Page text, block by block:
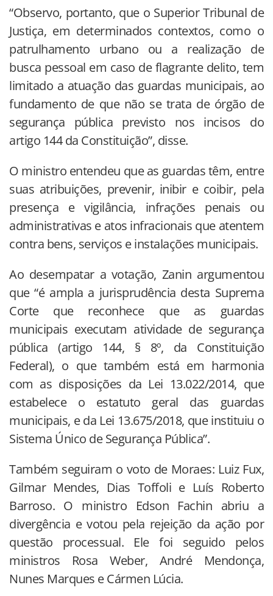
“Observo, portanto, que o Superior Tribunal de
Justiça, em determinados contextos, como o
patrulhamento urbano ou a realização de
busca pessoal em caso de flagrante delito, tem
limitado a atuação das guardas municipais, ao
fundamento de que não se trata de órgão de
segurança pública previsto nos incisos do
artigo 144 da Constituição”, disse.
O ministro entendeu que as guardas têm, entre
suas atribuições, prevenir, inibir e coibir, pela
presença e vigilância, infrações penais ou
administrativas e atos infracionais que atentem
contra bens, serviços e instalações municipais.
Ao desempatar a votação, Zanin argumentou
que “é ampla a jurisprudência desta Suprema
Corte que reconhece que as guardas
municipais executam atividade de segurança
pública (artigo 144, § 8º, da Constituição
Federal), o que também está em harmonia
com as disposições da Lei 13.022/2014, que
estabelece o estatuto geral das guardas
municipais, e da Lei 13.675/2018, que instituiu o
Sistema Único de Segurança Pública”.
Também seguiram o voto de Moraes: Luiz Fux,
Gilmar Mendes, Dias Toffoli e Luís Roberto
Barroso. O ministro Edson Fachin abriu a
divergência e votou pela rejeição da ação por
questão processual. Ele foi seguido pelos
ministros Rosa Weber, André Mendonça,
Nunes Marques e Cármen Lúcia.